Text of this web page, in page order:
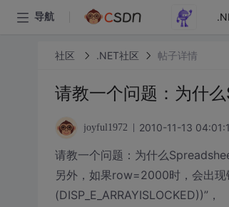
导航
社区 .NET社区 帖子详情
请教一个问题：为什
joyful1972 2010-11-13
请教一个问题：为什么
另外，如果row=2000时，会出
(DISP_E_ARRAYISLOCKED))”，